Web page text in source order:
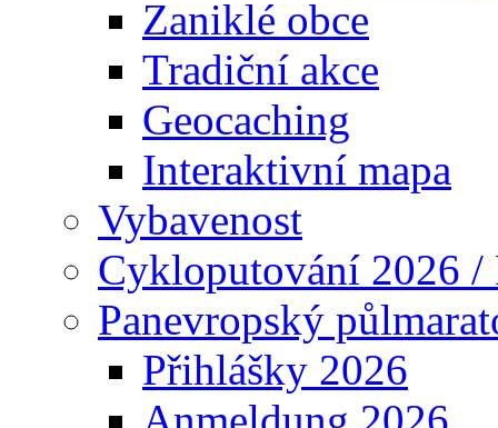
Zaniklé obce
Tradiční akce
Geocaching
Interaktivní mapa
Vybavenost
Cykloputování 2026 /
Panevropský
Přihlášky 2026